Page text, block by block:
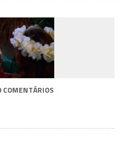
COMENTÁRIOS